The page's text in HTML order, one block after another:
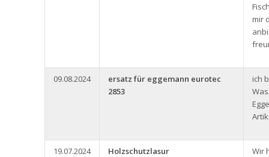
mir
09.08.2024
ersatz für eggemann eurotec
2853
ich
19.07.2024 Holzschutzlasur
Wir